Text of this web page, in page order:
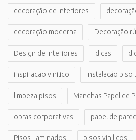
decoração de interiores
decoração moderna Decoração
Design de interiores dicas
inspiracao vinilico instalação piso
limpeza pisos Manchas Papel de
obras corporativas papel de
Pisos Laminados pisos vinilicos